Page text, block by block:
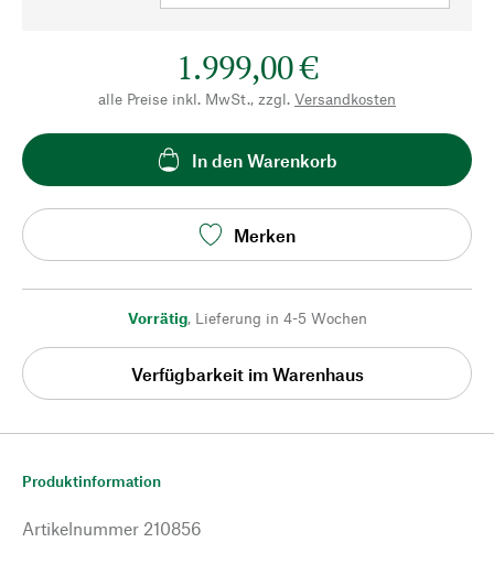
1.999,00 €
alle Preise inkl. MwSt., zzgl. Versandkosten
In den Warenkorb
Merken
Vorrätig, Lieferung in 4-5 Wochen
Verfügbarkeit im Warenhaus
Produktinformation
Artikelnummer 210856